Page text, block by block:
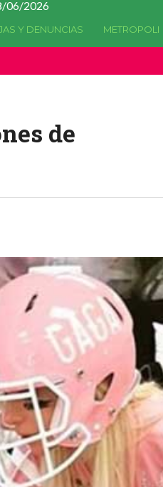
06/2026
Y DENUNCIAS METROPOLI
de